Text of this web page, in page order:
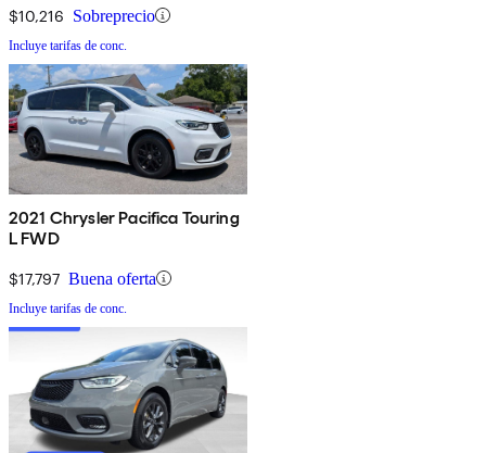
$10,216 Sobreprecio
Incluye tarifas de conc.
2021 Chrysler Pacifica Touring
L FWD
$17,797 Buena oferta
Incluye tarifas de conc.